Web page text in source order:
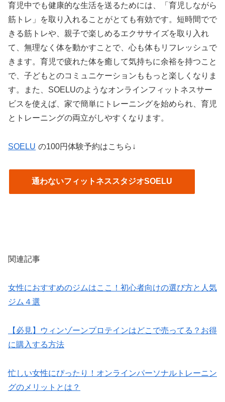
育児中でも健康的な生活を送るためには、「育児しながら
筋トレ」を取り入れることがとても有効です。短時間でで
きる筋トレや、親子で楽しめるエクササイズを取り入れ
て、無理なく体を動かすことで、心も体もリフレッシュで
きます。育児で疲れた体を癒して気持ちに余裕を持つこと
で、子どもとのコミュニケーションももっと楽しくなりま
す。また、SOELUのようなオンラインフィットネスサー
ビスを使えば、家で簡単にトレーニングを始められ、育児
とトレーニングの両立がしやすくなります。
SOELU の100円体験予約はこちら↓
通わないフィットネススタジオSOELU
関連記事
女性におすすめのジムはここ！初心者向けの選び方と人気
ジム４選
【必見】ウィンゾーンプロテインはどこで売ってる？お得
に購入する方法
忙しい女性にぴったり！オンラインパーソナルトレーニン
グのメリットとは？